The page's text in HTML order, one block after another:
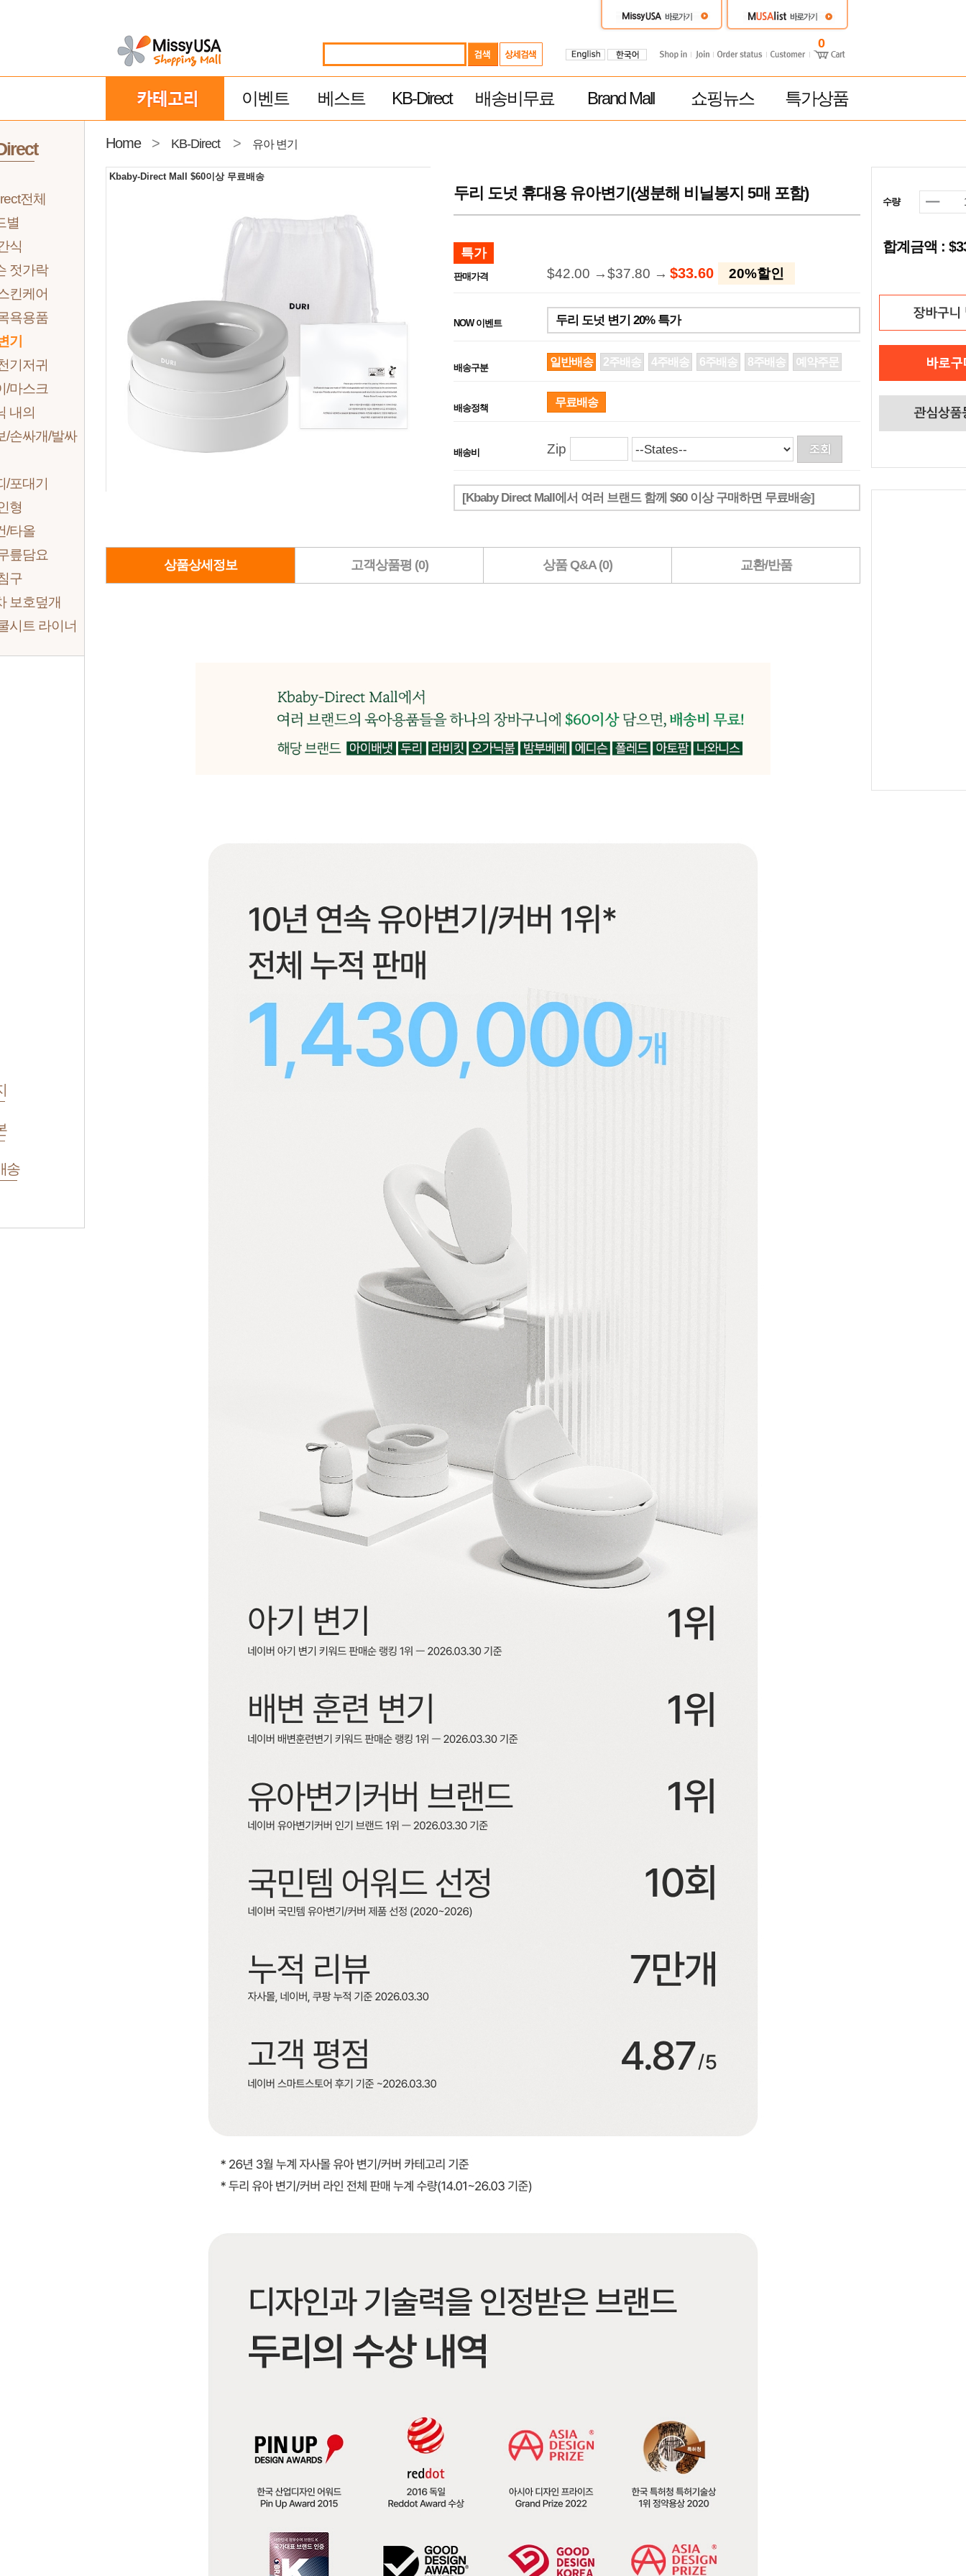
0
이벤트 베스트 KB-Direct 배송비무료 Brand Mall 쇼핑뉴스 특가상품
전체
별
식
젓가락
킨케어
욕용품
기
기저귀
/마스크
내의
/손싸개/발싸
/포대기
형
/타올
릎담요
구
보호덮개
시트 라이너
송
Home > KB-Direct > 유아 변기
Kbaby-Direct Mall $60이상 무료배송
두리 도넛 휴대용 유아변기(생분해 비닐봉지 5매 포함)
특가
판매가격 $42.00 →$37.80 → $33.60 20%할인
NOW 이벤트 두리 도넛 변기 20% 특가
배송구분 일반배송 2주배송 4주배송 6주배송 8주배송 예약주문
배송정책 무료배송
배송비 Zip
[Kbaby Direct Mall에서 여러 브랜드 함께 $60 이상 구매하면 무료배송]
수량
합계금액 : $
상품상세정보 고객상품평 (0) 상품 Q&A (0) 교환/반품